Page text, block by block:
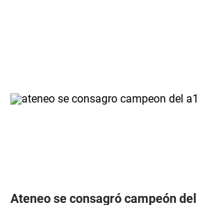
Ateneo se consagró campeón